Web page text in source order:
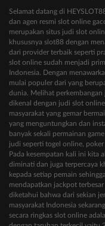
Selamat datang di
dan agen resmi slot online
merupakan situs judi slot
khususnya slot88 dengan
dari provider terbaik seperti
slot online sudah menjadi
Indonesia. Dengan
mulai populer dari yang
dunia. Melihat perkembangan
dikenal dengan judi slot
masyarakat yang gemar
yang menguntungkan dan
banyak sekali permainan
judi seperti togel online,
Pada kesempatan kali ini kita
diminati dan juga terpercaya
kepada setiap pemain
mendapatkan jackpot
diketahui bahwa dari sekian
masyarakat Indonesia
secara ringkas slot online